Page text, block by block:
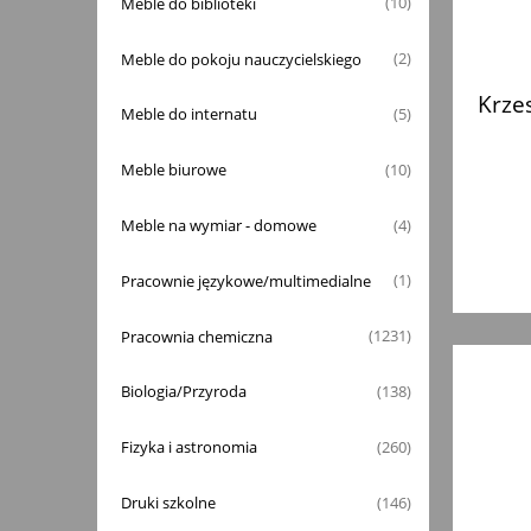
Meble do pokoju nauczycielskiego (2)
Meble do internatu (5)
Meble biurowe (10)
Meble na wymiar - domowe (4)
Pracownie językowe/multimedialne (1)
Pracownia chemiczna (1231)
Biologia/Przyroda (138)
Fizyka i astronomia (260)
Druki szkolne (146)